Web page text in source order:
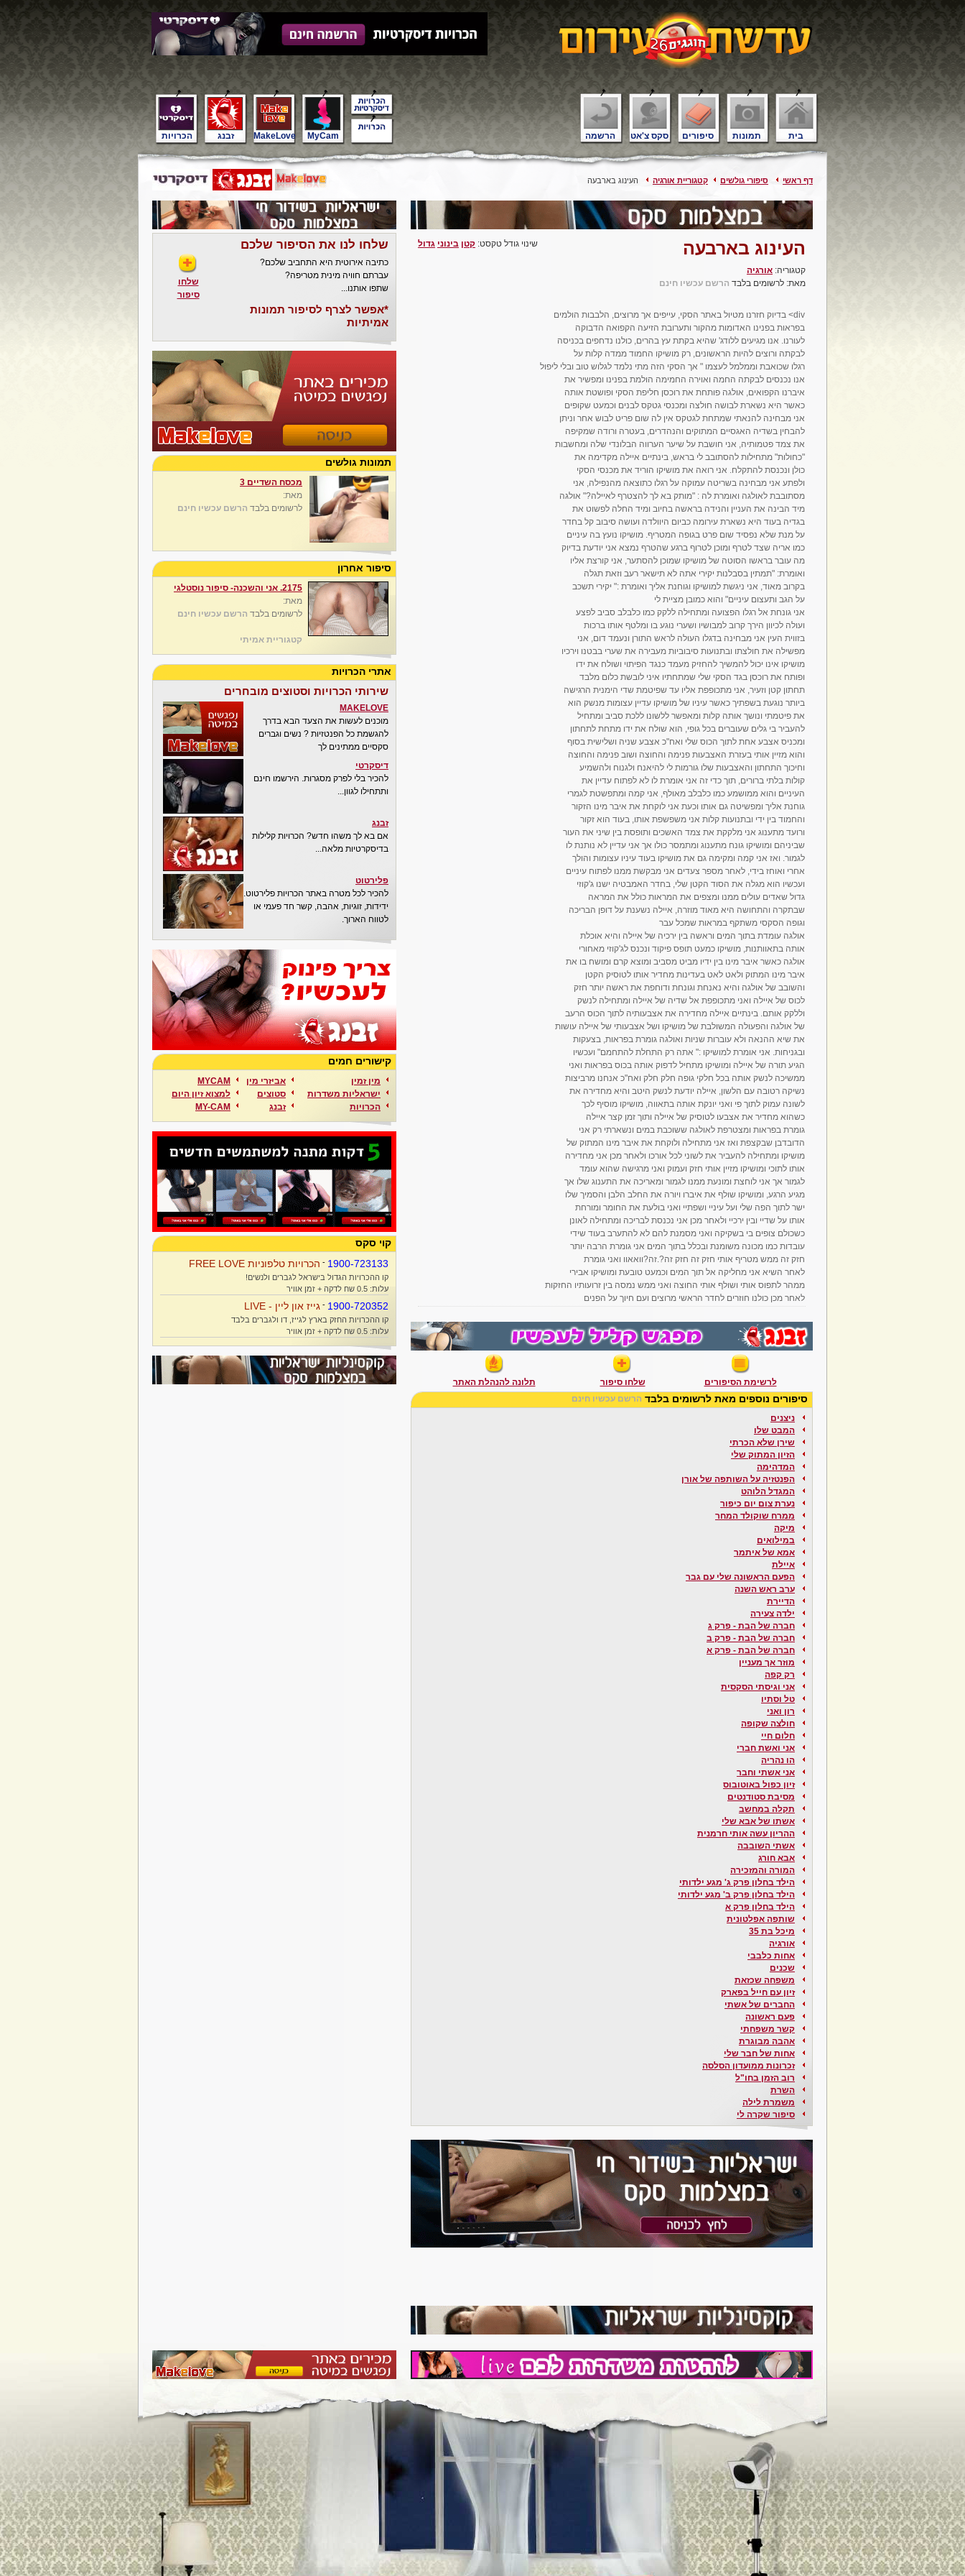
בית תמונות סיפורים סקס צ'אט הרשמה הכרויות זבנג MakeLove MyCam
דף ראשי סיפורי גולשים קטגוריית אורגיה העינוג בארבעה
העינוג בארבעה
קטגוריה: אורגיה
מאת: לרשומים בלבד הרשם עכשיו חינם
שינוי גודל טקסט: קטן בינוני גדול
div> בדיוק חזרנו מטיול באתר הסקי, עייפים אך מרוצים, הלבבות הולמים
בפראות בפנינו האדומות מהקור ותערובת הזיעה הקפואה הדבוקה
לעורנו. אנו מגיעים ללודג' שהיא בקתת עץ בהרים, כולנו נדחפים בכניסה
לבקתה ורוצים להיות הראשונים, רק מושיקו החמוד ממדה קלות על
רגלו שכואבת וממלמל לעצמו " אך הסקי הזה מתי נלמד לגלוש טוב ובלי ליפול
אנו נכנסים לבקתה החמה ואוירה החמימה הולמת בפנינו ומפשיר את
איברנו הקפואים, אולגה פותחת את רוכסן חליפת הסקי ופושטת אותה
כאשר היא נשארת לבושה חולצה ומכנסי גטקס לבנים וכמעט שקופים
אני מבחינה להנאתי שמתחת לגטקס אין לה שום פריט לבוש אחר וניתן
להבחין בשדיה האגסיים המתוקים והנהדרים, בעטרה ורודה שמקיפה
את צמד פטמותיה, אני חושבת על שיער הערווה הבלונדי שלה ומחשבות
"כחולות" מתחילות להסתובב לי בראש, בינתיים איילה מקדימה את
כולן ונכנסת להתקלח. אני רואה את מושיקו הוריד את מכנסי הסקי
ולפתע אני מבחינה בשריטה עמוקה על רגלו כתוצאה מהנפילה, אני
מסתובבת לאולגה ואומרת לה : "מותק בא לך להצטרף לאיילה?" אולגה
מיד הבינה את העניין והנידה בראשה בחיוב ומיד החלה לפשוט את
בגדיה בעוד היא נשארת עירומה כביום היוולדה ועושה סיבוב קל בחדר
על מנת שלא נפסיד שום פרט בגופה המטריף. מושיקו נועץ בה עיניים
כמו אריה שצד לטרף ומוכן לטרוף ברגע שהטרף נמצא אני יודעת בדיוק
מה עובר בראשו הסוטה של מושיקו שמוכן להסתער, אני קורצת אליו
ואומרת: "תמתין בסבלנות יקירי אתה לא תישאר רעב וזאת תגלה
בקרוב מאוד, אני ניגשת למושיקו וגוחנת אליך ואומרת :" יקירי תשכב
על הגב ותעצום עיניים" והוא כמובן מציית לי
אני גונחת אל רגלו הפצועה ומתחילה ללקק כמו כלבלב סביב לפצע
ועולה לכיוון הירך קרוב למבושיו ושערי נוגע בו ומלטף אותו ברכות
בזווית העין אני מבחינה בדגלו העולה לראש התורן ונעמד דום, אני
מפשילה את חולצתו ובתנועות סיבוביות מעבירה את שערי בבטנו וירכיו
מושיקו אינו יכול להמשיך להחזיק מעמד כנגד הפיתוי ושולח את ידו
ופותח את רוכסן בגד הסקי שלי שמתחתיו איני לובשת כלום מלבד
תחתון קטן וזעיר, אני מתכופפת אליו עד שפיטמת שדי הימנית הרגישה
ביותר נוגעת בשפתיך כאשר עיניו של מושיקו עדיין עצומות מנשק הוא
את פיטמתי ונושך אותה קלות ומאפשר ללשונו ללכת סביב ומתחיל
להעביר בי גלים שעוברים בכל גופי, הוא שולח את ידו מתחת לתחתון
ומכניס אצבע אחת לתוך הכוס שלי ואח"כ אצבע שניה ושלישית בסוף
והוא מזיין אותי בעזרת האצבעות פנימה והחוצה ושוב פנימה והחוצה
וחיכוך התחתון והאצבעות שלו גורמות לי להיאנח ולגנוח ולהשמיע
קולות בלתי ברורים, תוך כדי זה אני אומרת לו לא לפתוח עדיין את
העיניים והוא ממושמע כמו כלבלב מאולף, אני קמה ומתפשטת לגמרי
גוחנת אליך ומפשיטה גם אותו וכעת אני לוקחת את איבר מינו הזקור
והחמוד בין ידי ובתנועות קלות אני משפשפת אותו, בעוד הוא זקור
ורועד מתענוג אני מלקקת את צמד האשכים ותופסת בין שיני את העור
שביניהם ומושיקו גונח מתענוג ומתמסר כולו אך אני עדיין לא נותנת לו
לגמור. ואז אני קמה ומקימה גם את מושיקו בעוד עיניו עצומות והולך
אחרי ואוחז בידי, לאחר מספר צעדים אני מבקשת ממנו לפתוח עיניים
ועכשיו הוא מגלה את הסוד הקטן שלי, בחדר האמבטיה ישנו ג'קוזי
גדול שאדים עולים ממנו ומצפים את המראות כולל את המראה
שבתקרה והתחושה היא מאוד מוזרה, איילה נשענת על דופן הבריכה
וגופה הסקסי משתקף במראות שמכל עבר
אולגה עומדת בתוך המים וראשה בין ירכיה של איילה והיא אוכלת
אותה בתאוותנות, מושיקו כמעט תופס פיקוד ונכנס לג'קוזי מאחורי
אולגה כאשר איבר מינו בין ידיו מביט מסביב ומוצא קרם ומושח בו את
איבר מינו המתוק ולאט לאט בעדינות מחדיר אותו לטוסיק הקטן
והשובב של אולגה והיא נאנחת וגונחת ודוחפת את ראשה יותר חזק
לכוס של איילה ואני מתכופפת אל שדיה של איילה ומתחילה לנשק
וללקק אותם. בינתיים איילה מחדירה את אצבעותיה לתוך הכוס הרעב
של אולגה והפעולה המשולבת של מושיקו ושל אצבעותי של איילה עושות
את שיא ההנאה ולא עוברות שניות ואולגה גומרת בפראות, בצעקות
ובגניחות. אני אומרת למושיקו :" אתה רק התחלת להתחמם" ועכשיו
הגיע תורה של איילה ומושיקו מתחיל לדפוק אותה בכוס בפראות ואני
ממשיכה לנשק אותה בכל חלקי גופה חלק חלק ואח"כ אנחנו מרביצות
נשיקה רטובה עם הלשון, איילה יודעת לנשק היטב והיא מחדירה את
לשונה עמוק לתוך פי ואני יונקת אותה בתאווה, מושיקו מוסיף לכך
כשהוא מחדיר את אצבעו לטוסיק של איילה ותוך זמן קצר איילה
גומרת בפראות ומצטרפת לאולגה ששוכבת במים ונשארתי רק אני
הדובדבן שבקצפת ואז אני מתחילה ולוקחת את איבר מינו המתוק של
מושיקו ומתחילה להעביר את לשוני לכל אורכו ולאחר מכן אני מחדירה
אותו לתוכי ומושיקו מזיין אותי חזק ועמוק ואני מרגישה שהוא עומד
לגמור אך אני לוחצת ומונעת ממנו לגמור ומאריכה את התענוג שלו אך
מגיע הרגע, ומושיקו שולף את איברו ויורה את החלב הלבן והסמיך שלו
ישר לתוך הפה שלי ועל עיניי ושפתיי ואני בולעת את החומר ומורחת
אותו על שדיי ובין ירכיי ולאחר מכן אני נכנסת לבריכה ומתחילה לאונן
כשכולם צופים בי בשקיקה ואני מסמנת להם לא להתערב בעוד שידי
עובדות כמו מכונה משומנת ובכלל בתוך המים אני גומרת הרבה יותר
חזק זה ממש מטריף אותי חזק זה חזק זה?.זה?וואאוו ואני גומרת
לאחר השיא אני מחליקה אל תוך המים וכמעט טובעת ומושיקו אבירי
ממהר לתפוס אותי ושולף אותי החוצה ואני ממש נמסה בין זרועותיו החזקות
לאחר מכן כולנו חוזרים לחדר הראשי מרוצים ועם חיוך על הפנים
לרשימת הסיפורים שלחו סיפור תלונה להנהלת האתר
סיפורים נוספים מאת לרשומים בלבד הרשם עכשיו חינם
ניצנים
המבט שלו
שירן שלא הכרתי
הזיון המתוק שלי
המדהימה
הפנטזיה על השותפה של אורן
המגדל הלוהט
נערת צום יום כיפור
ממרח שוקולד המחר
מיקה
במילואים
אמא של איתמר
איילת
הפעם הראשונה שלי עם גבר
ערב ראש השנה
הדיירת
ילדה צעירה
חברה של הבת - פרק ג
חברה של הבת - פרק ב
חברה של הבת - פרק א
מוזר אך מעניין
רק קפה
אני וגיסתי הסקסית
טל וסתיו
רון ואני
חולצה שקופה
חלום חיי
אני ואשת חברי
הו נהריה
אני אשתי וחבר
זיון כפול באוטובוס
מסיבת סטודנטים
תקלה במחשב
אשתו של אבא שלי
ההריון עשה אותי חרמנית
אשתי השובבה
אבא חורג
המורה והמזכירה
הילד בחלון פרק ג' מגע ילדותי
הילד בחלון פרק ב' מגע ילדותי
הילד בחלון פרק א
שותפה אפלטונית
מיכל בת 35
אורגיה
אחות כלבבי
שכנים
משפחה שכזאת
זיון עם חייל בפארק
החברים של אשתי
פעם ראשונה
קשר משפחתי
אהבה מבוגרת
אחות של חבר שלי
זכרונות ממועדון הסלסה
רוב הזמן בחו"ל
השרת
משמרת לילה
סיפור שקרה לי
שלחו לנו את הסיפור שלכם
כתיבה אירוטית היא התחביב שלכם?
עברתם חוויה מינית מטריפה?
שתפו אותנו...
*אפשר לצרף לסיפור תמונות
אמיתיות
שלחו
סיפור
תמונות גולשים
מכסח השדיים 3
מאת:
לרשומים בלבד הרשם עכשיו חינם
סיפור אחרון
2175. אני והשכנה- סיפור נוסטלגי
מאת:
לרשומים בלבד הרשם עכשיו חינם
קטגוריית אמיתי
אתרי הכרויות
שירותי הכרויות וסטוצים מובחרים
MAKELOVE
מוכנים לעשות את הצעד הבא בדרך
להגשמת כל הפנטזיות ? נשים וגברים
סקסיים ממתינים לך
דיסקרטי
להכיר בלי לפרק מסגרות. הירשמו חינם
ותתחילו לגוון...
זבנג
אם בא לך משהו חדש? הכרויות קלילות
בדיסקרטיות מלאה...
פלירטוט
להכיר לכל מטרה באתר הכרויות פלירטוט.
ידידות, זוגיות, אהבה, קשר חד פעמי או
לטווח הארוך.
קישורים חמים
מין זמין
ישראליות משדרות
הכרויות
אביזרי מין
סטוצים
זבנג
MYCAM
למצוא זיון היום
MY-CAM
קוי סקס
1900-723133
- הכרויות טלפוניות FREE LOVE
קו ההכרויות הגדול בישראל לגברים ולנשים!
עלות: 0.5 שח לדקה + זמן אוויר
1900-720352
- גייז און ליין - LIVE
קו ההכרויות החזק בארץ לגייז, דו ולגברים בלבד
עלות: 0.5 שח לדקה + זמן אוויר